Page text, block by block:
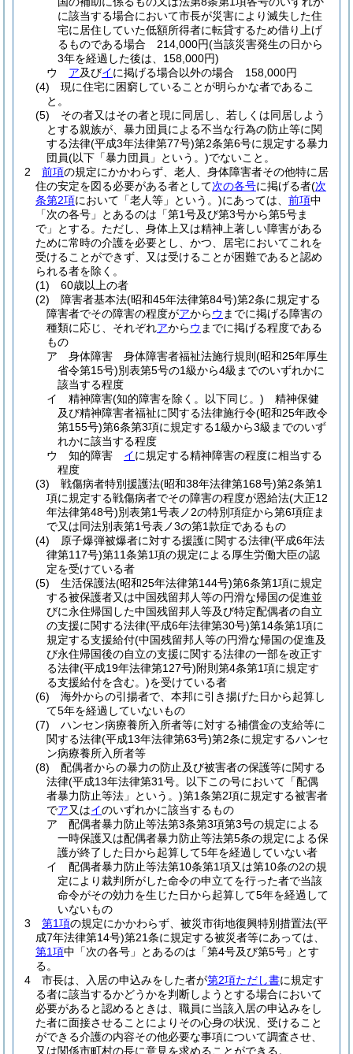
に該当する場合において市長が災害により滅失した住
宅に居住していた低額所得者に転貸するため借り上げ
るものである場合 214,000円(当該災害発生の日から
3年を経過した後は、158,000円)
ウ
ア及びイに掲げる場合以外の場合 158,000円
(4)
現に住宅に困窮していることが明らかな者であるこ
と。
(5)
その者又はその者と現に同居し、若しくは同居しよう
とする親族が、暴力団員による不当な行為の防止等に関
する法律(平成3年法律第77号)第2条第6号に規定する暴力
団員(以下「暴力団員」という。)でないこと。
2
前項の規定にかかわらず、老人、身体障害者その他特に居
住の安定を図る必要がある者として次の各号に掲げる者(次
条第2項において「老人等」という。)にあっては、 前項中
「次の各号」とあるのは「第1号及び第3号から第5号ま
で」とする。 ただし、身体上又は精神上著しい障害がある
ために常時の介護を必要とし、かつ、居宅においてこれを
受けることができず、又は受けることが困難であると認め
られる者を除く。
(1)
60歳以上の者
(2)
障害者基本法(昭和45年法律第84号)第2条に規定する
障害者でその障害の程度がアからウ までに掲げる障害の
種類に応じ、それぞれアからウ までに掲げる程度である
もの
ア
身体障害 身体障害者福祉法施行規則 (昭和25年厚生
省令第15号)別表第5号の1級から4級までのいずれかに
該当する程度
イ
精神障害(知的障害を除く。以下同じ。) 精神保健
及び精神障害者福祉に関する法律施行令(昭和25年政令
第155号)第6条第3項に規定する1級から3級までのいず
れかに該当する程度
ウ
知的障害 イに規定する精神障害の程度に相当する
程度
(3)
戦傷病者特別援護法(昭和38年法律第168号)第2条第1
項に規定する戦傷病者でその障害の程度が恩給法(大正12
年法律第48号)別表第1号表ノ2の特別項症から第6項症ま
で又は同法別表第1号表ノ3の第1款症であるもの
(4)
原子爆弾被爆者に対する援護に関する法律(平成6年法
律第117号)第11条第1項の規定による厚生労働大臣の認
定を受けている者
(5)
生活保護法(昭和25年法律第144号)第6条第1項に規定
する被保護者又は中国残留邦人等の円滑な帰国の促進並
びに永住帰国した中国残留邦人等及び特定配偶者の自立
の支援に関する法律(平成6年法律第30号)第14条第1項に
規定する支援給付(中国残留邦人等の円滑な帰国の促進及
び永住帰国後の自立の支援に関する法律の一部を改正す
る法律(平成19年法律第127号)附則第4条第1項に規定す
る支援給付を含む。)を受けている者
(6)
海外からの引揚者で、本邦に引き揚げた日から起算し
て5年を経過していないもの
(7)
ハンセン病療養所入所者等に対する補償金の支給等に
関する法律(平成13年法律第63号)第2条に規定するハンセ
ン病療養所入所者等
(8)
配偶者からの暴力の防止及び被害者の保護等に関する
法律(平成13年法律第31号。以下この号において「配偶
者暴力防止等法」という。)第1条第2項に規定する被害者
でア又はイのいずれかに該当するもの
ア
配偶者暴力防止等法第3条第3項第3号の規定による
一時保護又は配偶者暴力防止等法第5条の規定による保
護が終了した日から起算して5年を経過していない者
イ
配偶者暴力防止等法第10条第1項又は第10条の2の規
定により裁判所がした命令の申立てを行った者で当該
命令がその効力を生じた日から起算して5年を経過して
いないもの
3
第1項の規定にかかわらず、被災市街地復興特別措置法(平
成7年法律第14号)第21条に規定する被災者等にあっては、
第1項中「次の各号」とあるのは「第4号及び第5号」とす
る。
4
市長は、入居の申込みをした者が第2項ただし書に規定す
る者に該当するかどうかを判断しようとする場合において
必要があると認めるときは、職員に当該入居の申込みをし
た者に面接させることによりその心身の状況、受けること
ができる介護の内容その他必要な事項について調査させ、
又は関係市町村の長に意見を求めることができる。